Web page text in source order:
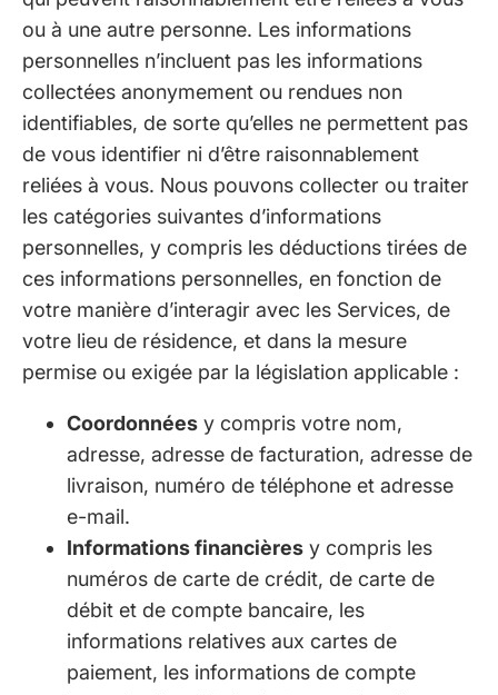
ou à une autre personne. Les informations
personnelles n’incluent pas les informations
collectées anonymement ou rendues non
identifiables, de sorte qu’elles ne permettent pas
de vous identifier ni d’être raisonnablement
reliées à vous. Nous pouvons collecter ou traiter
les catégories suivantes d’informations
personnelles, y compris les déductions tirées de
ces informations personnelles, en fonction de
votre manière d’interagir avec les Services, de
votre lieu de résidence, et dans la mesure
permise ou exigée par la législation applicable :
Coordonnées y compris votre nom,
adresse, adresse de facturation, adresse de
livraison, numéro de téléphone et adresse
e-mail.
Informations financières y compris les
numéros de carte de crédit, de carte de
débit et de compte bancaire, les
informations relatives aux cartes de
paiement, les informations de compte